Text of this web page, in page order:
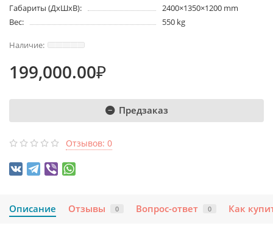
Габариты (ДхШхВ):
2400×1350×1200 mm
Вес:
550 kg
199,000.00₽
Предзаказ
Отзывов: 0
Описание Отзывы 0 Вопрос-ответ 0 Как